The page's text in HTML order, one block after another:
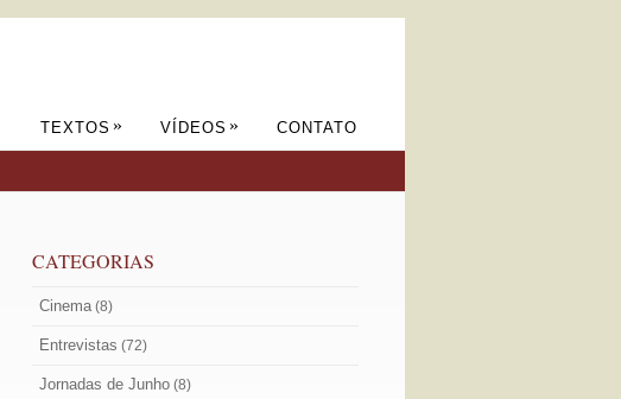
TEXTOS » VÍDEOS » CONTATO
CATEGORIAS
Cinema(8)
Entrevistas (72)
Jornadas de Junho (8)